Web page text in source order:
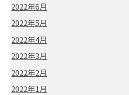
2022年6月
2022年5月
2022年4月
2022年3月
2022年2月
2022年1月